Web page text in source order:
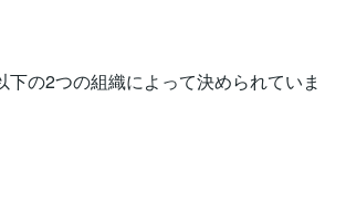
下の2つの組織によって決められていま